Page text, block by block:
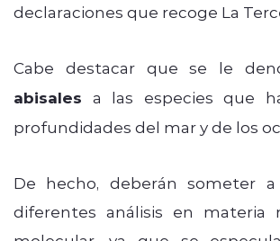
declaraciones que recoge La
Cabe destacar que se le
abisales a las especies que
profundidades del mar y de los
De hecho, deberán someter
diferentes análisis en materia